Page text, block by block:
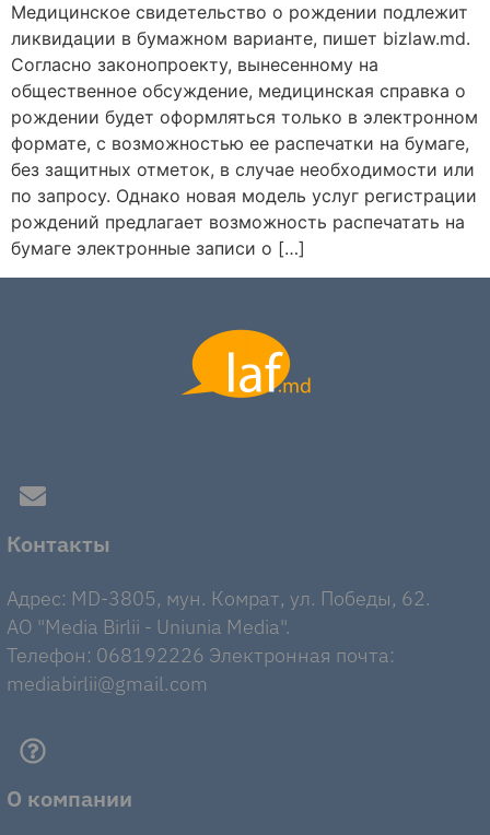
Медицинское свидетельство о рождении подлежит
ликвидации в бумажном варианте, пишет bizlaw.md.
Согласно законопроекту, вынесенному на
общественное обсуждение, медицинская справка о
рождении будет оформляться только в электронном
формате, с возможностью ее распечатки на бумаге,
без защитных отметок, в случае необходимости или
по запросу. Однако новая модель услуг регистрации
рождений предлагает возможность распечатать на
бумаге электронные записи о […]
Контакты
Адрес: MD-3805, мун. Комрат, ул. Победы, 62.
AO "Media Birlii - Uniunia Media".
Телефон: 068192226 Электронная почта:
mediabirlii@gmail.com
О компании